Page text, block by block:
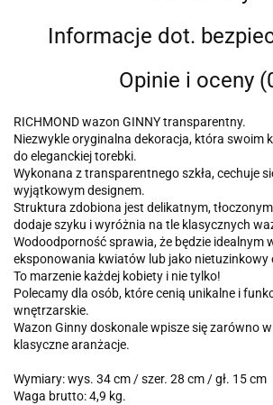
Informacje dot.
Opinie i oceny
RICHMOND wazon GINNY transparentny.
Niezwykle oryginalna dekoracja, która swoim
do eleganckiej torebki.
Wykonana z transparentnego szkła, cechuje
wyjątkowym designem.
Struktura zdobiona jest delikatnym,
dodaje szyku i wyróżnia na tle klasycznych
Wodoodporność sprawia, że będzie idealnym
eksponowania kwiatów lub jako nietuzinkowy
To marzenie każdej kobiety i nie tylko!
Polecamy dla osób, które cenią unikalne i
wnętrzarskie.
Wazon Ginny doskonale wpisze się zarówno
klasyczne aranżacje.
Wymiary: wys. 34 cm / szer. 28 cm / gł. 15 cm
Waga brutto: 4,9 kg.